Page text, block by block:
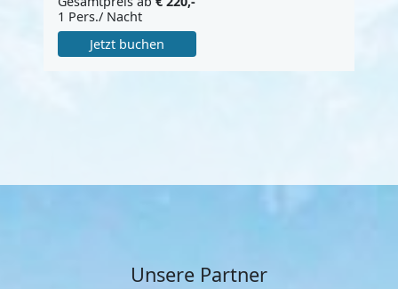
1 Pers./ Nacht
Jetzt buchen
Unsere Partner